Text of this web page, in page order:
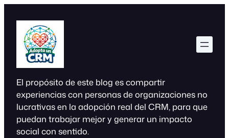
contenido
El propósito de este blog es compartir
experiencias con personas de organizaciones no
lucrativas en la adopción real del CRM, para que
puedan trabajar mejor y generar un impacto
social con sentido.